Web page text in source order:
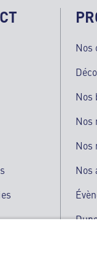
Nos
Nos
Nos
Nos
Nos